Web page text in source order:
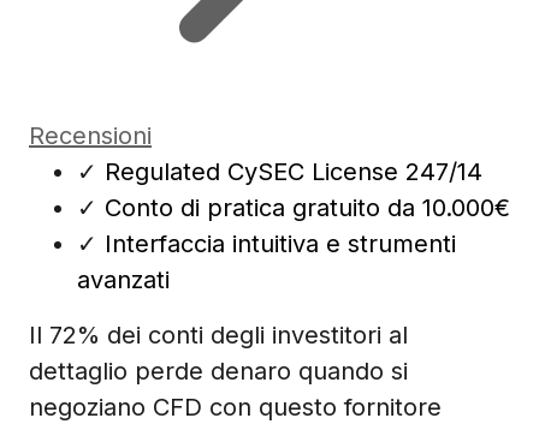
Recensioni
✓ Regulated CySEC License 247/14
✓ Conto di pratica gratuito da 10.000€
✓ Interfaccia intuitiva e strumenti
avanzati
Il 72% dei conti degli investitori al
dettaglio perde denaro quando si
negoziano CFD con questo fornitore